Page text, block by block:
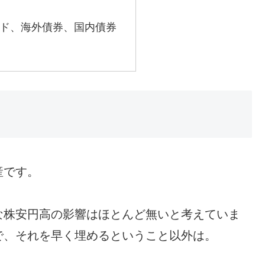
、海外債券、国内債券
す。
安円高の影響はほとんど無いと考えていま
それを早く埋めるということ以外は。